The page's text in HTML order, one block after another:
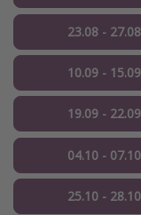
23.08 -
10.09 -
19.09 -
04.10 -
25.10 -